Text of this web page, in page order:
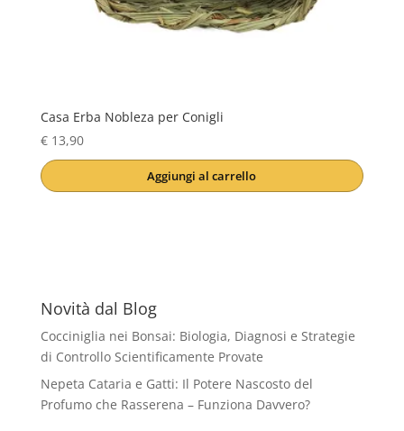
Casa Erba Nobleza per Conigli
€13,90
Aggiungi al carrello
Novità dal Blog
Cocciniglia nei Bonsai: Biologia, Diagnosi e Strategie
di Controllo Scientificamente Provate
Nepeta Cataria e Gatti: Il Potere Nascosto del
Profumo che Rasserena – Funziona Davvero?